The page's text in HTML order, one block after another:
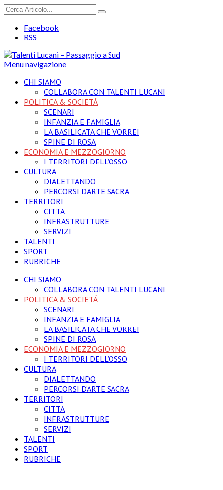
Facebook
RSS
Menu navigazione
CHI SIAMO
COLLABORA CON TALENTI LUCANI
POLITICA & SOCIETÁ
SCENARI
INFANZIA E FAMIGLIA
LA BASILICATA CHE VORREI
SPINE DI ROSA
ECONOMIA E MEZZOGIORNO
I TERRITORI DELL’OSSO
CULTURA
DIALETTANDO
PERCORSI D’ARTE SACRA
TERRITORI
CITTA
INFRASTRUTTURE
SERVIZI
TALENTI
SPORT
RUBRICHE
CHI SIAMO
COLLABORA CON TALENTI LUCANI
POLITICA & SOCIETÁ
SCENARI
INFANZIA E FAMIGLIA
LA BASILICATA CHE VORREI
SPINE DI ROSA
ECONOMIA E MEZZOGIORNO
I TERRITORI DELL’OSSO
CULTURA
DIALETTANDO
PERCORSI D’ARTE SACRA
TERRITORI
CITTA
INFRASTRUTTURE
SERVIZI
TALENTI
SPORT
RUBRICHE